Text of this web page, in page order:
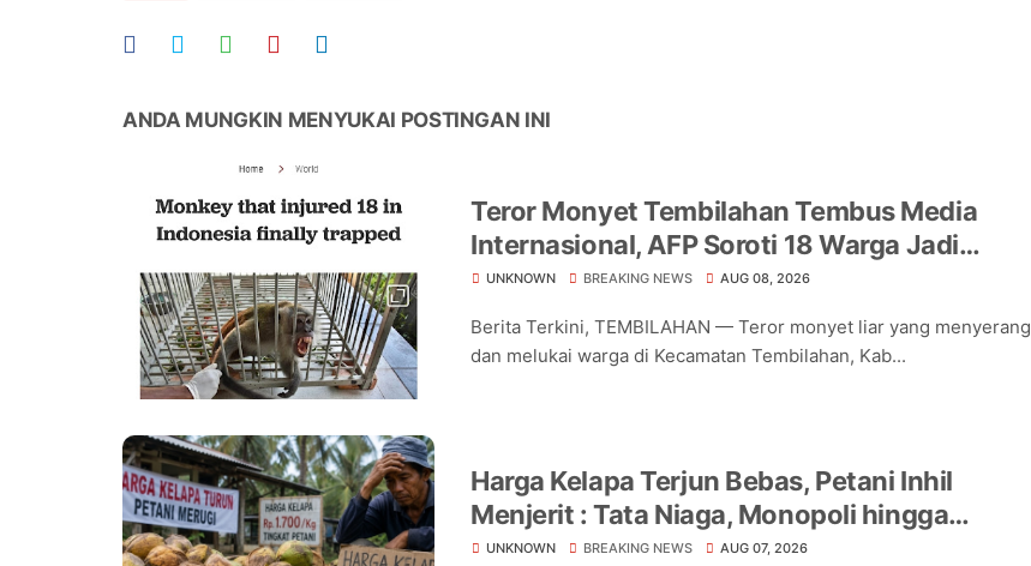
ANDA MUNGKIN MENYUKAI POSTINGAN INI
Teror Monyet Tembilahan Tembus Media
Internasional, AFP Soroti 18 Warga Jadi
Korban
UNKNOWN BREAKING NEWS AUG 08, 2026
Berita Terkini, TEMBILAHAN — Teror monyet liar yang menyerang
dan melukai warga di Kecamatan Tembilahan, Kab...
Harga Kelapa Terjun Bebas, Petani Inhil
Menjerit : Tata Niaga, Monopoli hingga
Lemahnya Regulasi Jadi Sorotan
UNKNOWN BREAKING NEWS AUG 07, 2026